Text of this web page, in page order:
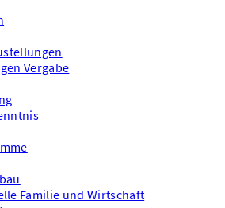
Vergabe
Familie und Wirtschaft